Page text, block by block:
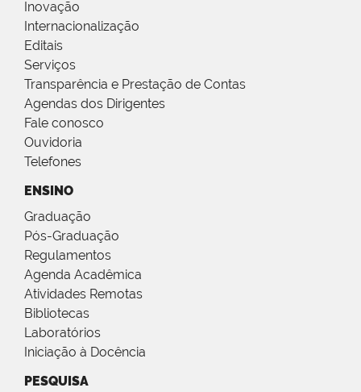
Inovação
Internacionalização
Editais
Serviços
Transparência e Prestação de Contas
Agendas dos Dirigentes
Fale conosco
Ouvidoria
Telefones
ENSINO
Graduação
Pós-Graduação
Regulamentos
Agenda Acadêmica
Atividades Remotas
Bibliotecas
Laboratórios
Iniciação à Docência
PESQUISA